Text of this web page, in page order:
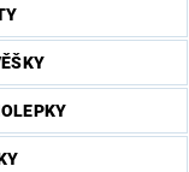
VYSLOUŽILÝCH